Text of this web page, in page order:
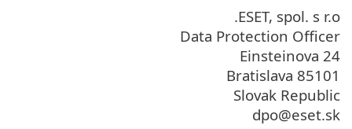
ESET, spol. s r.o.
Data Protection Officer
Einsteinova 24
85101 Bratislava
Slovak Republic
dpo@eset.sk